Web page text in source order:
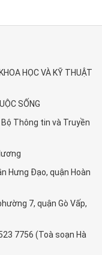
HỌC VÀ KỸ THUẬT
SỐNG
Thông tin và Truyền
Hưng Đạo, quận Hoàn
7, quận Gò Vấp,
7756 (Toà soạn Hà